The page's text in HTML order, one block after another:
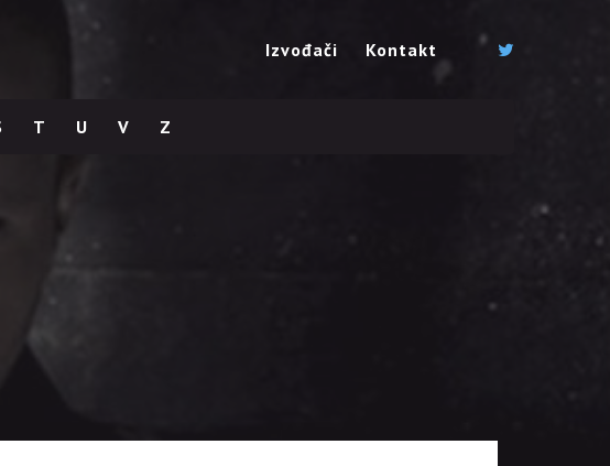
Izvođači Kontakt
T U V Z